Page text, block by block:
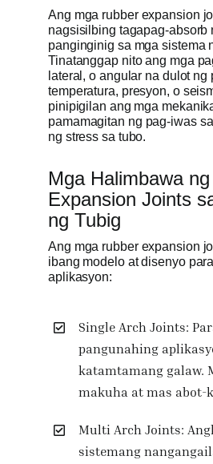
Ang mga rubber expansion
nagsisilbing tagapag-absorb
panginginig sa mga sistema
Tinatanggap nito ang mga
lateral, o angular na dulot ng
temperatura, presyon, o
pinipigilan ang mga
pamamagitan ng pag-iwas
ng stress sa tubo.
Mga Halimbawa
Expansion Joints
ng Tubig
Ang mga rubber expansion
ibang modelo at disenyo
aplikasyon:
Single Arch Joints:
pangunahing
katamtamang galaw.
makuha at mas abot-
Multi Arch Joints:
sistemang